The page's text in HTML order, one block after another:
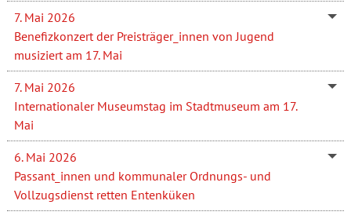
7. Mai 2026
Benefizkonzert der Preisträger_innen von Jugend
musiziert am 17. Mai
7. Mai 2026
Internationaler Museumstag im Stadtmuseum am 17.
Mai
6. Mai 2026
Passant_innen und kommunaler Ordnungs- und
Vollzugsdienst retten Entenküken